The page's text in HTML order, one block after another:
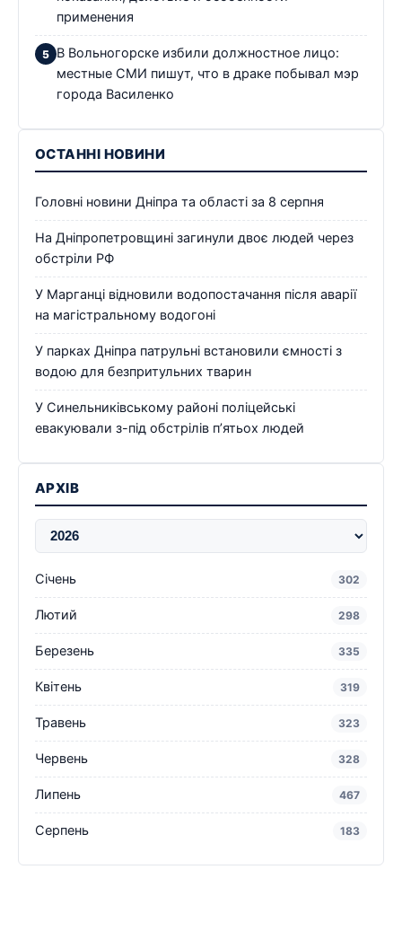
применения
В Вольногорске избили должностное лицо:
местные СМИ пишут, что в драке побывал мэр
города Василенко
ОСТАННІ НОВИНИ
Головні новини Дніпра та області за 8 серпня
На Дніпропетровщині загинули двоє людей через
обстріли РФ
У Марганці відновили водопостачання після аварії
на магістральному водогоні
У парках Дніпра патрульні встановили ємності з
водою для безпритульних тварин
У Синельниківському районі поліцейські
евакуювали з-під обстрілів п’ятьох людей
АРХІВ
Січень 302
Лютий 298
Березень 335
Квітень 319
Травень 323
Червень 328
Липень 467
Серпень 183